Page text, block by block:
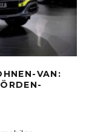
VAN: